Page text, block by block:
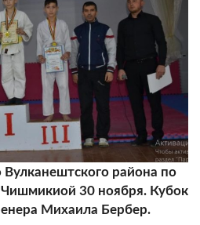
района по
30 ноября. Кубок
Михаила Бербер.